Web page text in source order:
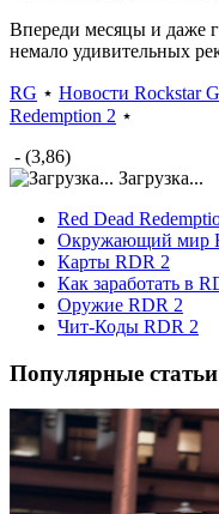
Впереди месяцы и даже
немало удивительных
RG ⋆ Новости Rockstar
Redemption 2 ⋆
- (3,86)
Загрузка...
Red Dead
Окружающий мир
Карты RDR 2
Как заработать в
Оружие RDR 2
Чит-Коды RDR 2
Популярные статьи